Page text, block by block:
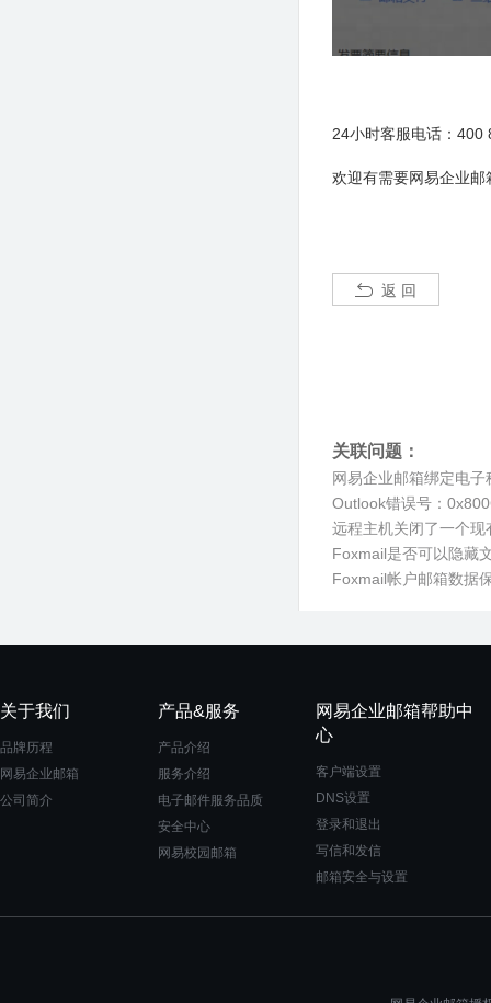
24小时客服电话：400
欢迎有需要网易企业
返 回
关联问题：
网易企业邮箱绑定电
Outlook错误号：
远程主机关闭了一个现
Foxmail是否可以隐藏
Foxmail帐户邮箱数据
关于我们
品牌历程
网易企业邮箱
公司简介
产品&服务
产品介绍
服务介绍
电子邮件服务品质
安全中心
网易校园邮箱
网易企业邮箱帮助中
心
客户端设置
DNS设置
登录和退出
写信和发信
邮箱安全与设置